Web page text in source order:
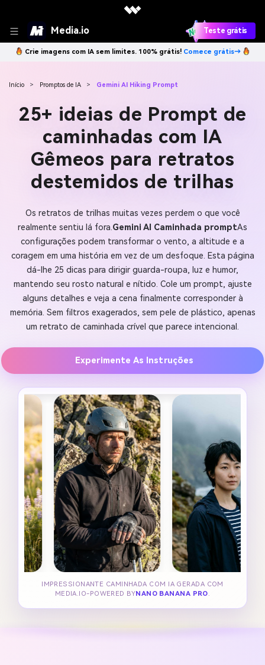
Media.io Teste grátis
Crie imagens com IA sem limites. 100% grátis! Comece grátis→
Início > Promptos de IA > Gemini AI Hiking Prompt
25+ ideias de Prompt de
caminhadas com IA
Gêmeos para retratos
destemidos de trilhas
Os retratos de trilhas muitas vezes perdem o que você
realmente sentiu lá fora.Gemini AI Caminhada promptAs
configurações podem transformar o vento, a altitude e a
coragem em uma história em vez de um desfoque. Esta página
dá-lhe 25 dicas para dirigir guarda-roupa, luz e humor,
mantendo seu rosto natural e nítido. Cole um prompt, ajuste
alguns detalhes e veja a cena finalmente corresponder à
memória. Sem filtros exagerados, sem pele de plástico, apenas
um retrato de caminhada crível que parece intencional.
Experimente As Instruções
IMPRESSIONANTE CAMINHADA COM IA GERADA COM
MEDIA.IO-POWERED BYNANO BANANA PRO.